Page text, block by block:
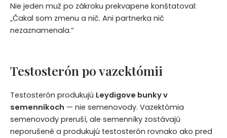
Nie jeden muž po zákroku prekvapene konštatoval:
„Čakal som zmenu a nič. Ani partnerka nič
nezaznamenala.“
Testosterón po vazektómii
Testosterón produkujú Leydigove bunky v
semenníkoch — nie semenovody. Vazektómia
semenovody preruší, ale semenníky zostávajú
neporušené a produkujú testosterón rovnako ako pred